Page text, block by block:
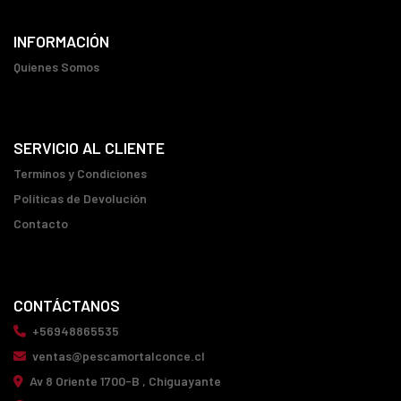
INFORMACIÓN
Quienes Somos
SERVICIO AL CLIENTE
Terminos y Condiciones
Políticas de Devolución
Contacto
CONTÁCTANOS
+56948865535
ventas@pescamortalconce.cl
Av 8 Oriente 1700-B , Chiguayante